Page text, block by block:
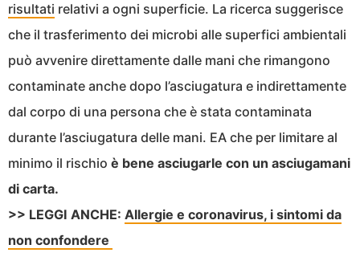
risultati relativi a ogni superficie. La ricerca suggerisce
che il trasferimento dei microbi alle superfici ambientali
può avvenire direttamente dalle mani che rimangono
contaminate anche dopo l’asciugatura e indirettamente
dal corpo di una persona che è stata contaminata
durante l’asciugatura delle mani. EA che per limitare al
minimo il rischio è bene asciugarle con un asciugamani
di carta.
>> LEGGI ANCHE: Allergie e coronavirus, i sintomi da
non confondere